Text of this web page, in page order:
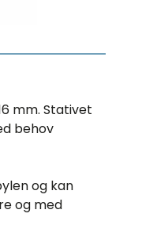
mm. Stativet
behov
og kan
og med